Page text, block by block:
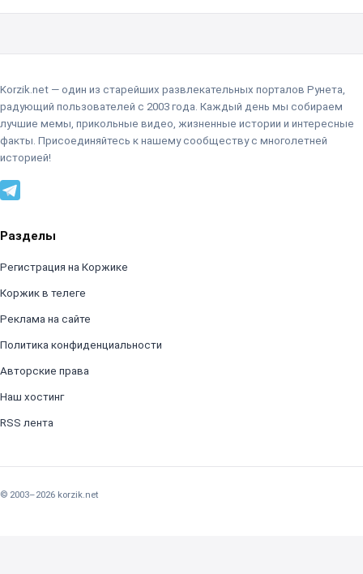
Korzik.net — один из старейших развлекательных порталов Рунета,
радующий пользователей с 2003 года. Каждый день мы собираем
лучшие мемы, прикольные видео, жизненные истории и интересные
факты. Присоединяйтесь к нашему сообществу с многолетней
историей!
Разделы
Регистрация на Коржике
Коржик в телеге
Реклама на сайте
Политика конфиденциальности
Авторские права
Наш хостинг
RSS лента
© 2003–2026 korzik.net